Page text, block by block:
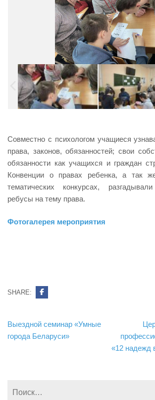
Совместно с психологом учащиеся
права, законов, обязанностей; свои
обязанности как учащихся и граждан
Конвенции о правах ребенка, а так
тематических конкурсах,
ребусы на тему права.
Фотогалерея мероприятия
SHARE:
Навигация
по
Выездной семинар «Умные
города Беларуси»
«12 надежд